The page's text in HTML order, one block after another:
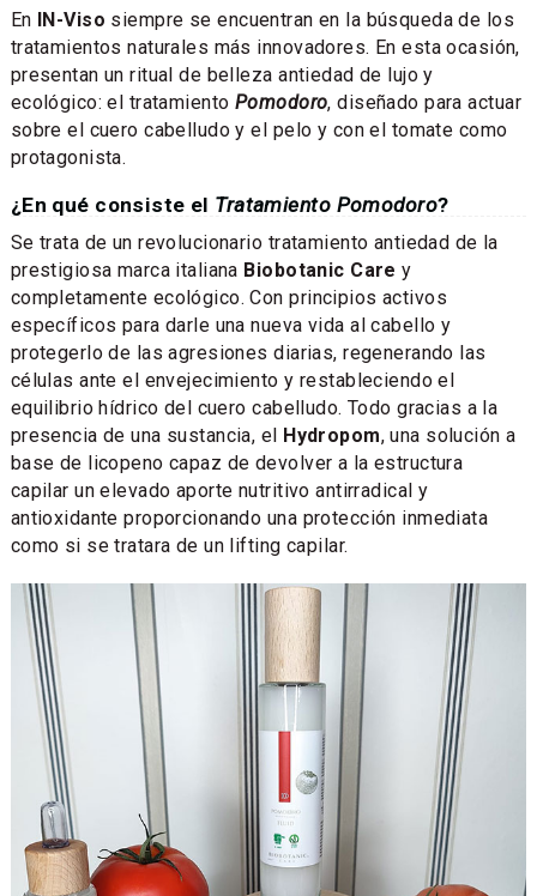
En IN-Viso siempre se encuentran en la búsqueda de los
tratamientos naturales más innovadores. En esta ocasión,
presentan un ritual de belleza antiedad de lujo y
ecológico: el tratamiento Pomodoro, diseñado para actuar
sobre el cuero cabelludo y el pelo y con el tomate como
protagonista.
¿En qué consiste el Tratamiento Pomodoro?
Se trata de un revolucionario tratamiento antiedad de la
prestigiosa marca italiana Biobotanic Care y
completamente ecológico. Con principios activos
específicos para darle una nueva vida al cabello y
protegerlo de las agresiones diarias, regenerando las
células ante el envejecimiento y restableciendo el
equilibrio hídrico del cuero cabelludo. Todo gracias a la
presencia de una sustancia, el
Hydropom, una solución a
base de licopeno capaz de devolver a la estructura
capilar un elevado aporte nutritivo antirradical y
antioxidante proporcionando una protección inmediata
como si se tratara de un lifting capilar.